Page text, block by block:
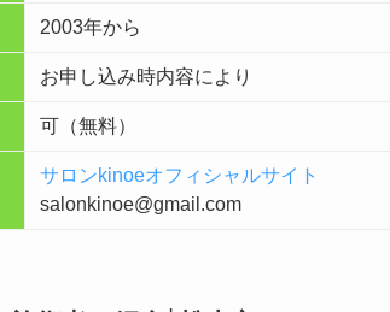
2003年から
お申し込み時内容により
可（無料）
サロンkinoeオフィシャルサイト
salonkinoe@gmail.com